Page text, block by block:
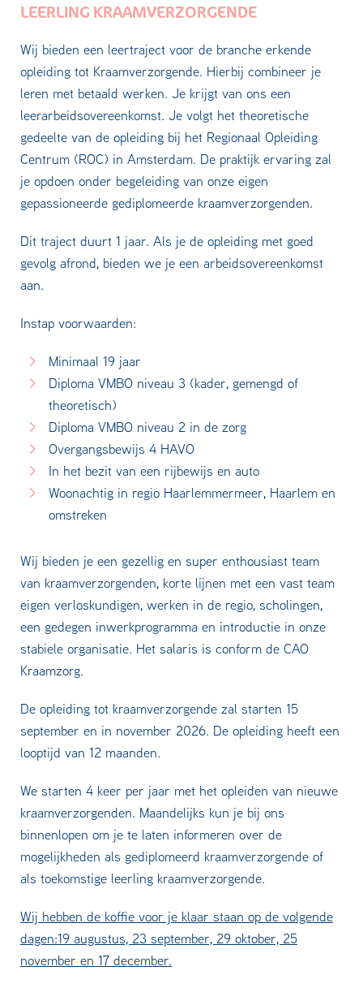
LEERLING KRAAMVERZORGENDE
Wij bieden een leertraject voor de branche erkende
opleiding tot Kraamverzorgende. Hierbij combineer je
leren met betaald werken. Je krijgt van ons een
leerarbeidsovereenkomst. Je volgt het theoretische
gedeelte van de opleiding bij het Regionaal Opleiding
Centrum (ROC) in Amsterdam. De praktijk ervaring zal
je opdoen onder begeleiding van onze eigen
gepassioneerde gediplomeerde kraamverzorgenden.
Dit traject duurt 1 jaar. Als je de opleiding met goed
gevolg afrond, bieden we je een arbeidsovereenkomst
aan.
Instap voorwaarden:
Minimaal 19 jaar
Diploma VMBO niveau 3 (kader, gemengd of
theoretisch)
Diploma VMBO niveau 2 in de zorg
Overgangsbewijs 4 HAVO
In het bezit van een rijbewijs en auto
Woonachtig in regio Haarlemmermeer, Haarlem en
omstreken
Wij bieden je een gezellig en super enthousiast team
van kraamverzorgenden, korte lijnen met een vast team
eigen verloskundigen, werken in de regio, scholingen,
een gedegen inwerkprogramma en introductie in onze
stabiele organisatie. Het salaris is conform de CAO
Kraamzorg.
De opleiding tot kraamverzorgende zal starten 15
september en in november 2026. De opleiding heeft een
looptijd van 12 maanden.
We starten 4 keer per jaar met het opleiden van nieuwe
kraamverzorgenden. Maandelijks kun je bij ons
binnenlopen om je te laten informeren over de
mogelijkheden als gediplomeerd kraamverzorgende of
als toekomstige leerling kraamverzorgende.
Wij hebben de koffie voor je klaar staan op de volgende
dagen:19 augustus, 23 september, 29 oktober, 25
november en 17 december.